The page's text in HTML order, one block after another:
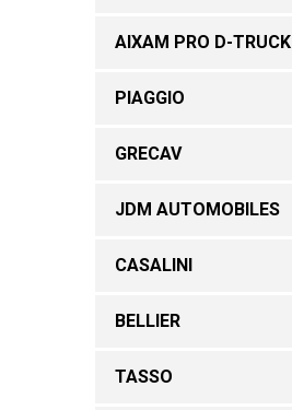
AIXAM PRO D-TRUCK
PIAGGIO
GRECAV
JDM AUTOMOBILES
CASALINI
BELLIER
TASSO